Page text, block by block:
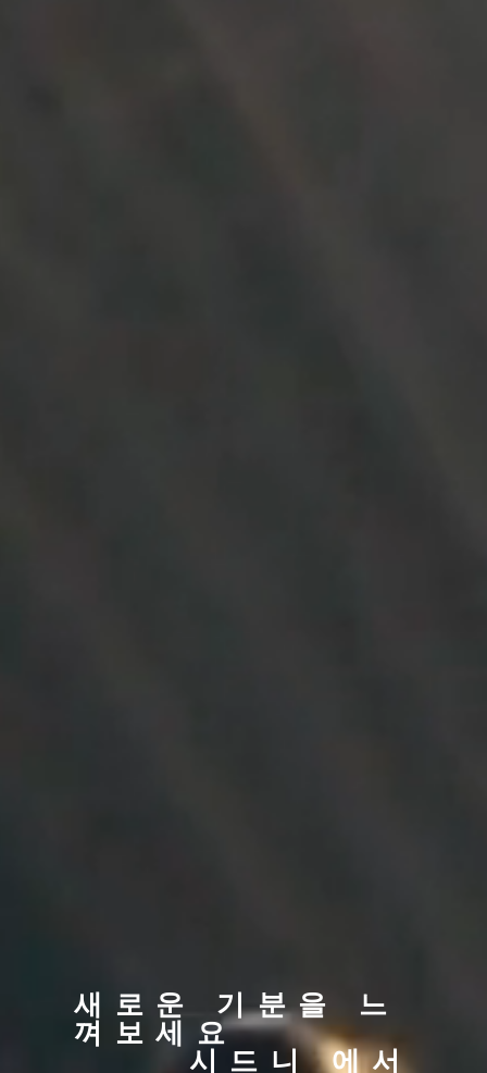
새로운 기분을 느
껴보세요
시드니 에서